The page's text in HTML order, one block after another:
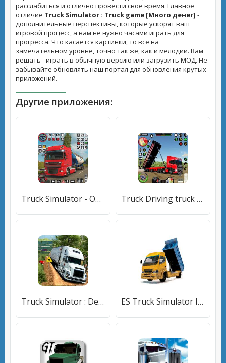
расслабиться и отлично провести свое время. Главное
отличие Truck Simulator : Truck game [Много денег] -
дополнительные перспективы, которые ускорят ваш
игровой процесс, а вам не нужно часами играть для
прогресса. Что касается картинки, то все на
замечательном уровне, точно так же, как и мелодии. Вам
решать - играть в обычную версию или загрузить МОД. Не
забывайте обновлять наш портал для обновления крутых
приложений.
Другие приложения:
Truck Simulator - Offroad Game [Много денег] Truck Driving truck Simulator [Много денег]
Truck Simulator : Death Road [Мод меню] ES Truck Simulator ID [Много денег]